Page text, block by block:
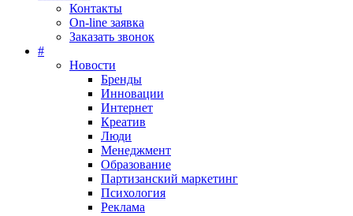
Контакты
On-line заявка
Заказать звонок
#
Новости
Бренды
Инновации
Интернет
Креатив
Люди
Менеджмент
Образование
Партизанский маркетинг
Психология
Реклама